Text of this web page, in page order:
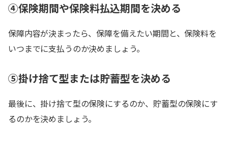
④保険期間や保険料払込期間を決める
保障内容が決まったら、保障を備えたい期間と、保険料を
いつまでに支払うのか決めましょう。
⑤掛け捨て型または貯蓄型を決める
最後に、掛け捨て型の保険にするのか、貯蓄型の保険にす
るのかを決めましょう。